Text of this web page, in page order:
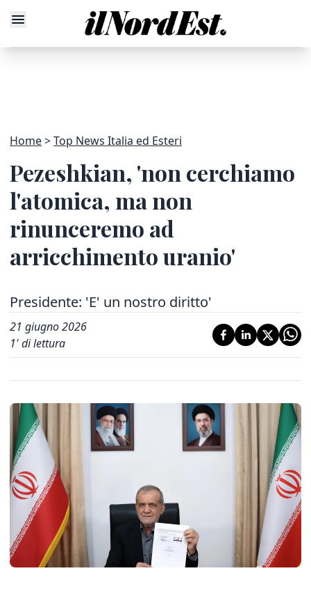
Home Top News Italia ed Esteri
Pezeshkian, 'non cerchiamo
l'atomica, ma non
rinunceremo ad
arricchimento uranio'
Presidente: 'E' un nostro diritto'
21 giugno 2026
1' di lettura